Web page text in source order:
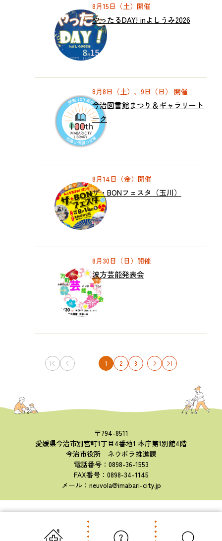
8月15日（土）開催
やったるDAY! inよしうみ2026
8月8日（土）、9日（日） 開催
今治図書館まつり＆ギャラリート
ーク
8月14日（金）開催
ザ・BONフェスタ（玉川）
8月30日（日）開催
波方芸能発表会
1 2 3
〒794-8511
愛媛県今治市別宮町1丁目4番地1 本庁第1別館4階
今治市役所 ネウボラ推進課
電話番号：0898-36-1553
FAX番号：0898-34-1145
メール：neuvola@imabari-city.jp